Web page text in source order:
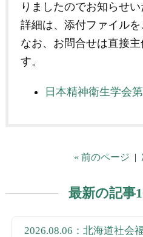
りましたのでお知らせい
詳細は、添付ファイルを
なお、お問合せは直接
す。
日本精神衛生学会
« 前のページ |
最新の記事
2026.08.06：北海道社会